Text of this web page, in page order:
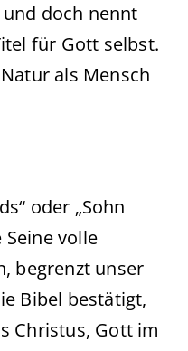
doch nennt
für Gott selbst.
als Mensch
oder „Sohn
Seine volle
begrenzt unser
Bibel bestätigt,
Christus, Gott im